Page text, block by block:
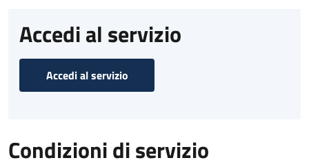
Accedi al servizio
Accedi al servizio
Condizioni di servizio